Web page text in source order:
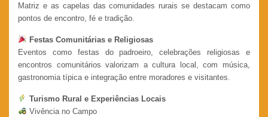
Matriz e as capelas das comunidades rurais se destacam como
pontos de encontro, fé e tradição.
Festas Comunitárias e Religiosas
Eventos como festas do padroeiro, celebrações religiosas e
encontros comunitários valorizam a cultura local, com música,
gastronomia típica e integração entre moradores e visitantes.
Turismo Rural e Experiências Locais
Vivência no Campo